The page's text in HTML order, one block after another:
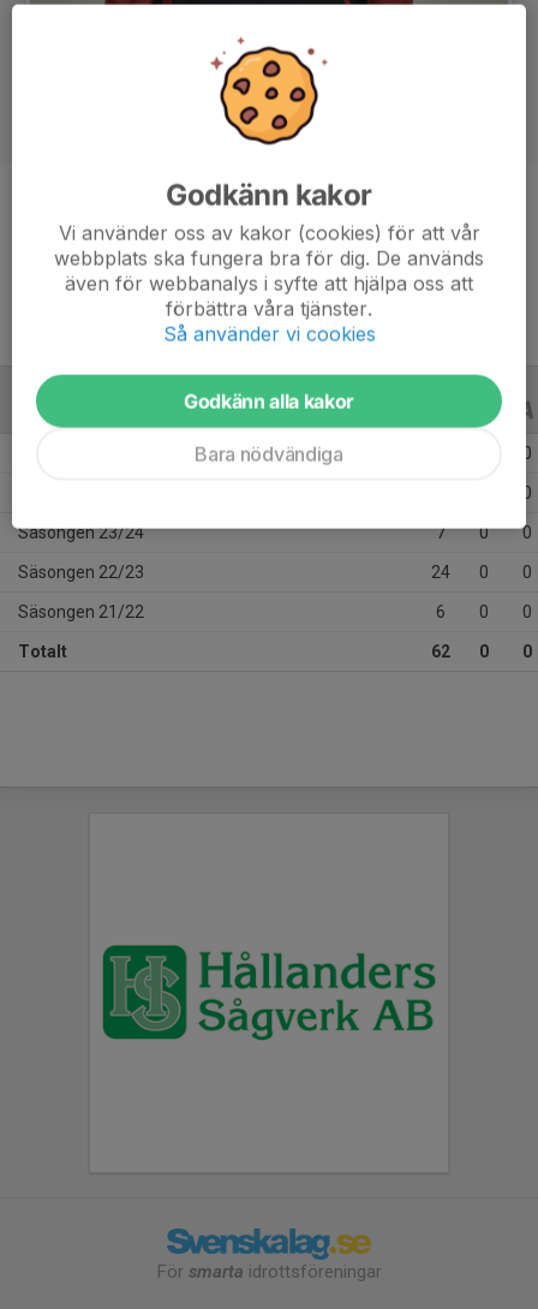
Back
Ålder
15 år
ALLA SERIER ALLA ÅR
0
0
Säsongen 23/24 7 0 0
Säsongen 22/23 24 0 0
Säsongen 21/22 6 0 0
Totalt 62 0 0
För smarta idrottsföreningar
Godkänn kakor
Vi använder oss av kakor (cookies) för att vår
webbplats ska fungera bra för dig. De används
även för webbanalys i syfte att hjälpa oss att
förbättra våra tjänster.
Så använder vi cookies
Godkänn alla kakor
Bara nödvändiga